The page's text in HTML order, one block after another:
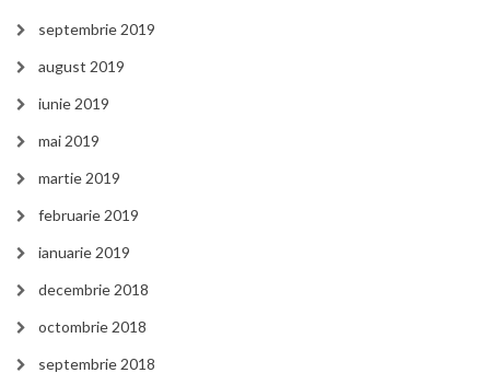
septembrie 2019
august 2019
iunie 2019
mai 2019
martie 2019
februarie 2019
ianuarie 2019
decembrie 2018
octombrie 2018
septembrie 2018